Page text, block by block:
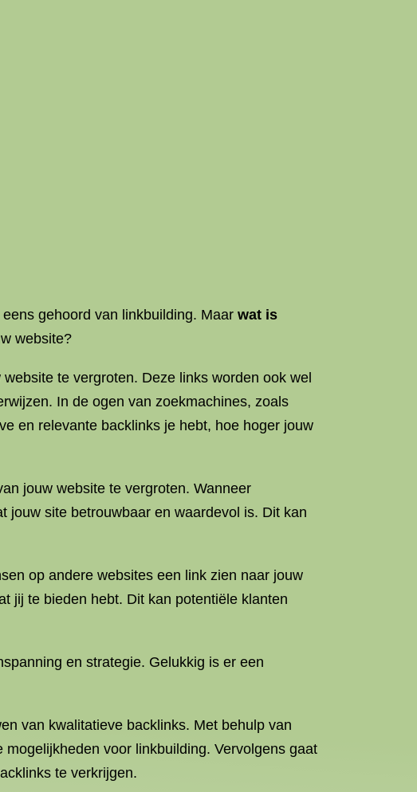
gehoord van linkbuilding. Maar wat is
website?
te vergroten. Deze links worden ook wel
In de ogen van zoekmachines, zoals
en relevante backlinks je hebt, hoe hoger jouw
jouw website te vergroten. Wanneer
jouw site betrouwbaar en waardevol is. Dit kan
op andere websites een link zien naar jouw
jij te bieden hebt. Dit kan potentiële klanten
en strategie. Gelukkig is er een
van kwalitatieve backlinks. Met behulp van
voor linkbuilding. Vervolgens gaat
te verkrijgen.